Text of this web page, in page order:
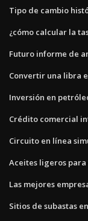
Tipo de cambio
¿cómo calcular la
Futuro informe de
Convertir una libra
Inversión en
Crédito comercial
Circuito en línea
Aceites ligeros
Las mejores
Sitios de subastas